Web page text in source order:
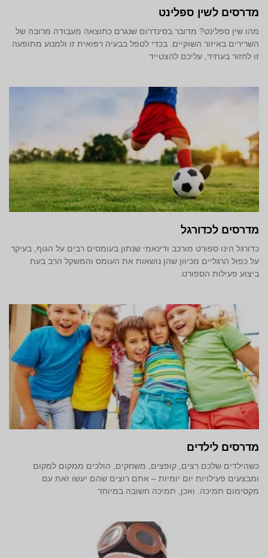
מדרסים לשין ספלינט
מהו שין ספלינט? מדובר בסינדרום שנגרם כתוצאה מעבודה מרובה של
השרירים באיזור השוקיים. בכדי לטפל בבעיה רפואית זו ולמנוע מתופעה
זו לחזור בעתיד, עליכם להצטייד
מדרסים לכדורגל
כדורגל הינו ספורט מורכב ודינאמי שנתון בעומסים רבים על הגוף, בעיקר
על כפול הרגליים מכיוון שהן נושאות את העומס והמשקל הרב בעת
ביצוע פעילות הספורט.
מדרסים לילדים
כשהילדים שלכם רצים, קופצים, משחקים, הולכים ממקום למקום
ומבצעים פעילויות יום יומיות – אתם רוצים שהם יעשו זאת עם
מקסימום תמיכה. ואכן, תמיכה חשובה במיוחד